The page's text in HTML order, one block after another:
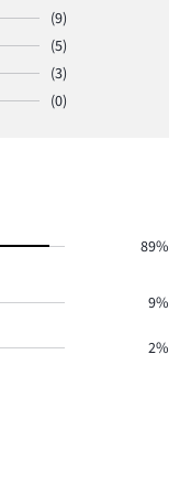
(9)
(5)
(3)
(0)
89%
9%
2%